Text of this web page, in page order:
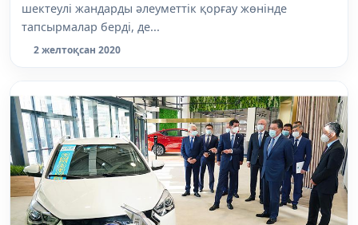
шектеулі жандарды әлеуметтік қорғау жөнінде
тапсырмалар берді, де...
2 желтоқсан 2020